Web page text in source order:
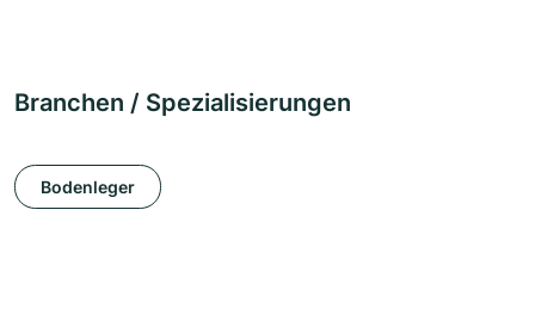
Branchen / Spezialisierungen
Bodenleger